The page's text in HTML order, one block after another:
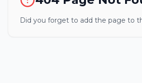
Did you forget to add the page to